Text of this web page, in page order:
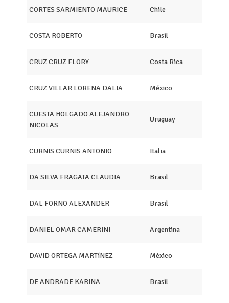
CORTES SARMIENTO MAURICE Chile
COSTA ROBERTO Brasil
CRUZ CRUZ FLORY Costa Rica
CRUZ VILLAR LORENA DALIA México
CUESTA HOLGADO ALEJANDRO
NICOLAS
Uruguay
CURNIS CURNIS ANTONIO Italia
DA SILVA FRAGATA CLAUDIA Brasil
DAL FORNO ALEXANDER Brasil
DANIEL OMAR CAMERINI Argentina
DAVID ORTEGA MARTíNEZ México
DE ANDRADE KARINA Brasil